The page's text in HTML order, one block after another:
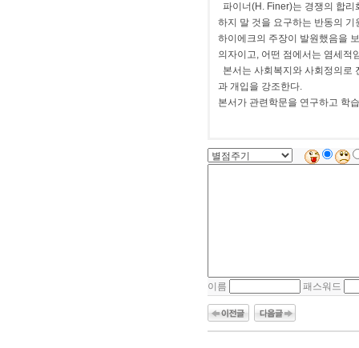
파이너(H. Finer)는 경쟁의 합
하지 말 것을 요구하는 반동의
하이에크의 주장이 발원했음을
의자이고, 어떤 점에서는 염세적
본서는 사회복지와 사회정의로
과 개입을 강조한다.
본서가 관련학문을 연구하고 학
이름 패스워드